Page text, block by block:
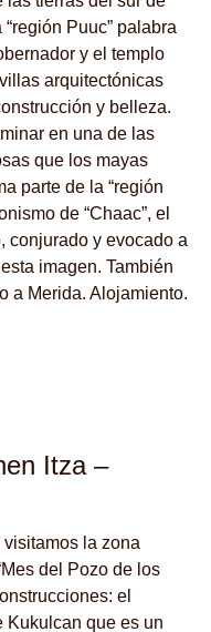
Puuc” palabra
y el templo
arquitectónicas
y belleza.
en una de las
que los mayas
parte de la “región
de “Chaac”, el
conjurado y evocado a
imagen. También
a Merida. Alojamiento.
Itza –
la zona
del Pozo de los
el
que es un